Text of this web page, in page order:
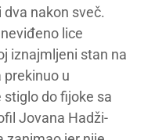
nakon sveč.
lice
iznajmljeni stan na
prekinuo u
do fijoke sa
Jovana Hadži-